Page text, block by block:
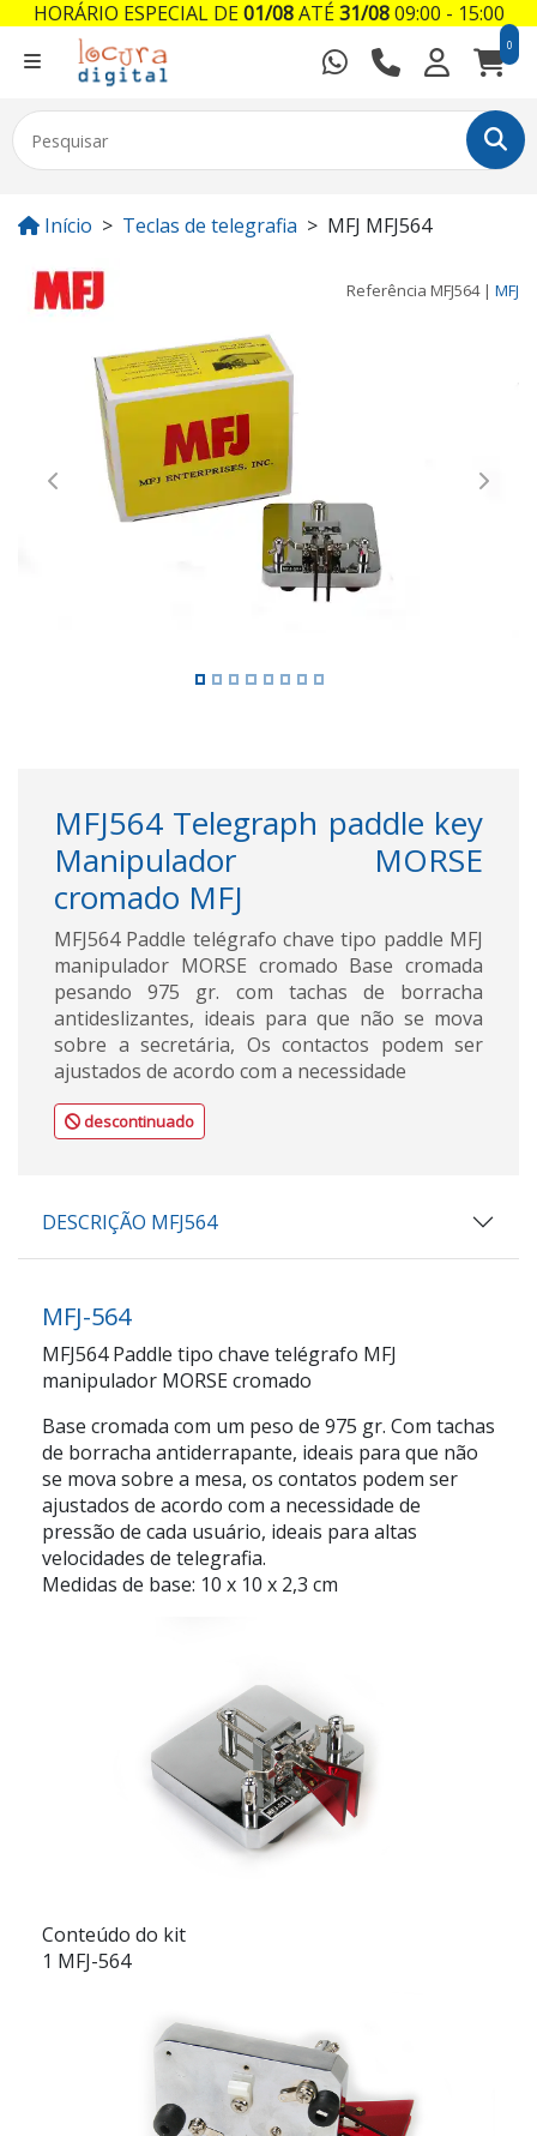
0
Início Teclas de telegrafia MFJ MFJ564
Referência MFJ564| MFJ
Previous Next
MFJ564 Telegraph paddle key
Manipulador MORSE
cromado MFJ
MFJ564 Paddle telégrafo chave tipo paddle MFJ
manipulador MORSE cromado Base cromada
pesando 975 gr. com tachas de borracha
antideslizantes, ideais para que não se mova
sobre a secretária, Os contactos podem ser
ajustados de acordo com a necessidade
descontinuado
DESCRIÇÃO MFJ564
MFJ-564
MFJ564 Paddle tipo chave telégrafo MFJ
manipulador MORSE cromado
Base cromada com um peso de 975 gr. Com tachas
de borracha antiderrapante, ideais para que não
se mova sobre a mesa, os contatos podem ser
ajustados de acordo com a necessidade de
pressão de cada usuário, ideais para altas
velocidades de telegrafia.
Medidas de base: 10 x 10 x 2,3 cm
Conteúdo do kit
1 MFJ-564
HORÁRIO ESPECIAL DE01/08ATÉ31/0809:00 - 15:00